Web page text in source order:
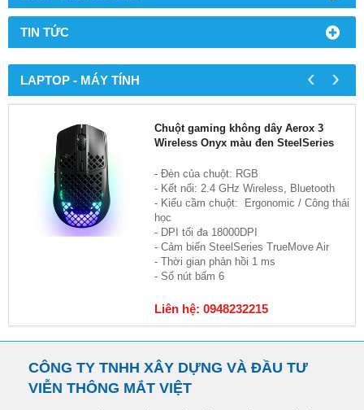
TIN TỨC
LAPTOP - MÁY TÍNH
Chuột gaming không dây Aerox 3
Wireless Onyx màu đen SteelSeries
- Đèn của chuột: RGB
- Kết nối: 2.4 GHz Wireless, Bluetooth
- Kiểu cầm chuột: Ergonomic / Công thái
học
- DPI tối đa 18000DPI
- Cảm biến SteelSeries TrueMove Air
- Thời gian phản hồi 1 ms
- Số nút bấm 6
Liên hệ: 0948232215
‹ ›
CÔNG TY TNHH XÂY DỰNG VÀ ĐẦU TƯ
VIỄN THÔNG MẮT VIỆT